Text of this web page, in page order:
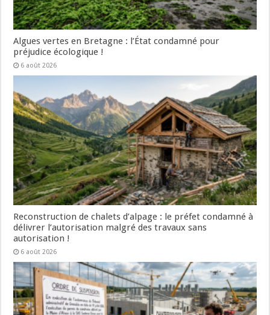
Algues vertes en Bretagne : l’État condamné pour
préjudice écologique !
6 août 2026
Reconstruction de chalets d’alpage : le préfet condamné à
délivrer l’autorisation malgré des travaux sans
autorisation !
6 août 2026